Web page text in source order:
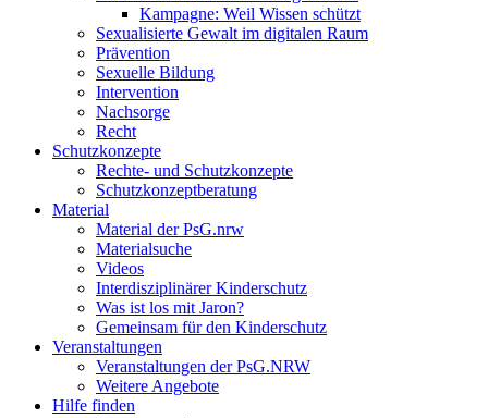
Kampagne: Weil Wissen schützt
Sexualisierte Gewalt im digitalen Raum
Prävention
Sexuelle Bildung
Intervention
Nachsorge
Recht
Schutzkonzepte
Rechte- und Schutzkonzepte
Schutzkonzeptberatung
Material
Material der PsG.nrw
Materialsuche
Videos
Interdisziplinärer Kinderschutz
Was ist los mit Jaron?
Gemeinsam für den Kinderschutz
Veranstaltungen
Veranstaltungen der PsG.NRW
Weitere Angebote
Hilfe finden